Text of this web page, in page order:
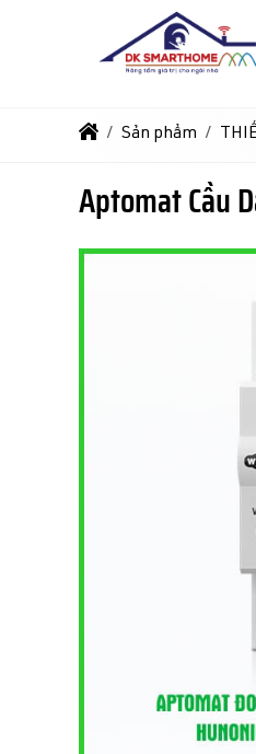
Sản phẩm
Aptomat Cầu